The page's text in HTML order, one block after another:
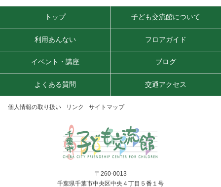
トップ 子ども交流館について
利用あんない フロアガイド
イベント・講座 ブログ
よくある質問 交通アクセス
個人情報の取り扱い リンク サイトマップ
〒260-0013
千葉県千葉市中央区中央４丁目５番１号